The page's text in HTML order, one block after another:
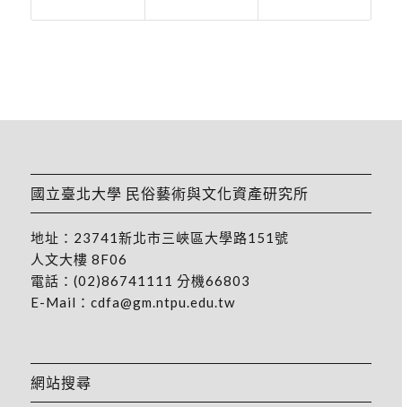
國立臺北大學 民俗藝術與文化資產研究所
地址： 23741新北市三峽區大學路151號
人文大樓 8F06
電話： (02)86741111 分機66803
E-Mail： cdfa@gm.ntpu.edu.tw
網站搜尋